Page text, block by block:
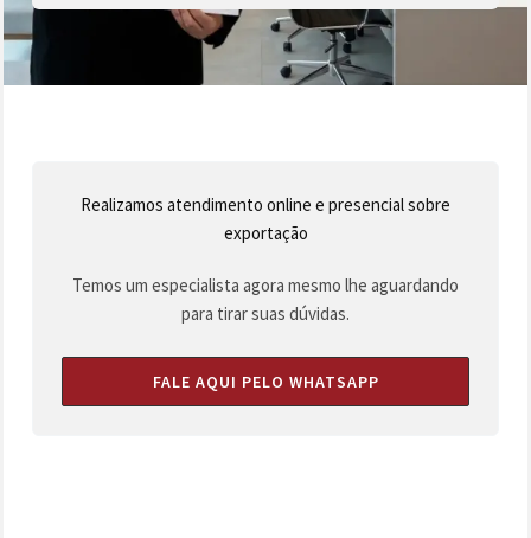
Realizamos atendimento online e presencial sobre
exportação
Temos um especialista agora mesmo lhe aguardando
para tirar suas dúvidas.
FALE AQUI PELO WHATSAPP